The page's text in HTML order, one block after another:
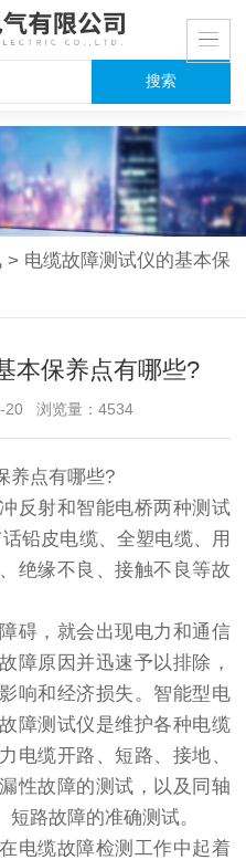
> 电缆故障测试仪的基本保
本保养点有哪些?
20 浏览量：4534
点有哪些?
射和智能电桥两种测试
铅皮电缆、全塑电缆、用
绝缘不良、接触不良等故
，就会出现电力和通信
障原因并迅速予以排除，
响和经济损失。智能型电
障测试仪是维护各种电缆
电缆开路、短路、接地、
性故障的测试，以及同轴
路故障的准确测试。
缆故障检测工作中起着